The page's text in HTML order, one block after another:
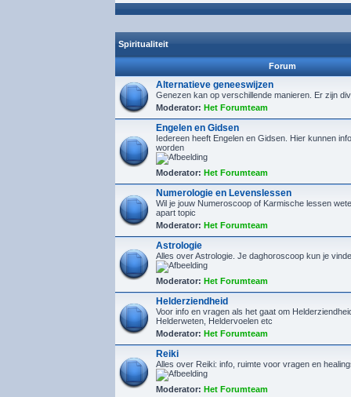
Spiritualiteit
Forum
Alternatieve geneeswijzen
Genezen kan op verschillende manieren. Er zijn
Moderator: Het Forumteam
Engelen en Gidsen
Iedereen heeft Engelen en Gidsen. Hier kunnen
worden
Moderator: Het Forumteam
Numerologie en Levenslessen
Wil je jouw Numeroscoop of Karmische lessen
apart topic
Moderator: Het Forumteam
Astrologie
Alles over Astrologie. Je daghoroscoop kun je
Moderator: Het Forumteam
Helderziendheid
Voor info en vragen als het gaat om
Helderweten, Heldervoelen etc
Moderator: Het Forumteam
Reiki
Alles over Reiki: info, ruimte voor vragen en
Moderator: Het Forumteam